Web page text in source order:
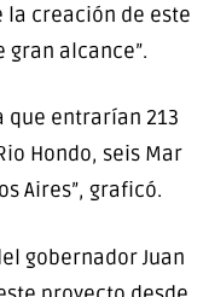
creación de este
gran alcance”.
que entrarían 213
Hondo, seis Mar
Aires”, graficó.
gobernador Juan